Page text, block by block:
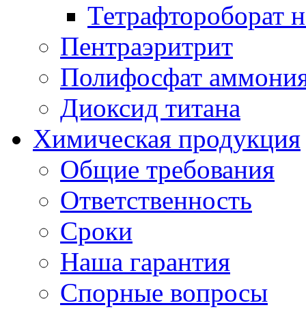
Тетрафтороборат
Пентраэритрит
Полифосфат
Диоксид титана
Химическая продукция
Общие требования
Ответственность
Сроки
Наша гарантия
Спорные вопросы